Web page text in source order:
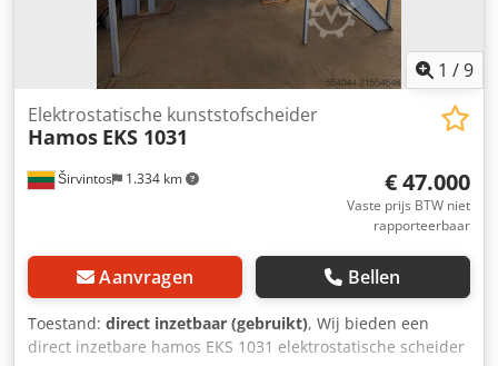
1 /9
Širvintos 1.334 km
Elektrostatische kunststofscheider
Hamos EKS 1031
€ 47.000
Vaste prijs BTW niet
rapporteerbaar
Aanvragen Bellen
Toestand: direct inzetbaar (gebruikt), Wij bieden een
direct inzetbare hamos EKS 1031 elektrostatische scheider